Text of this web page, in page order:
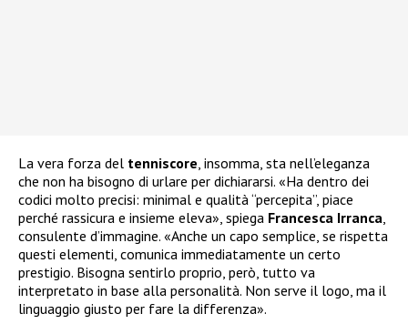
La vera forza del tenniscore , insomma, sta nell’eleganza
che non ha bisogno di urlare per dichiararsi. «Ha dentro dei
codici molto precisi: minimal e qualità “percepita”, piace
perché rassicura e insieme eleva», spiega Francesca Irranca
consulente d’immagine. «Anche un capo semplice, se rispetta
questi elementi, comunica immediatamente un certo
prestigio. Bisogna sentirlo proprio, però, tutto va
interpretato in base alla personalità. Non serve il logo, ma il
linguaggio giusto per fare la differenza».